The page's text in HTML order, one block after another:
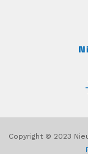
Copyright © 2023